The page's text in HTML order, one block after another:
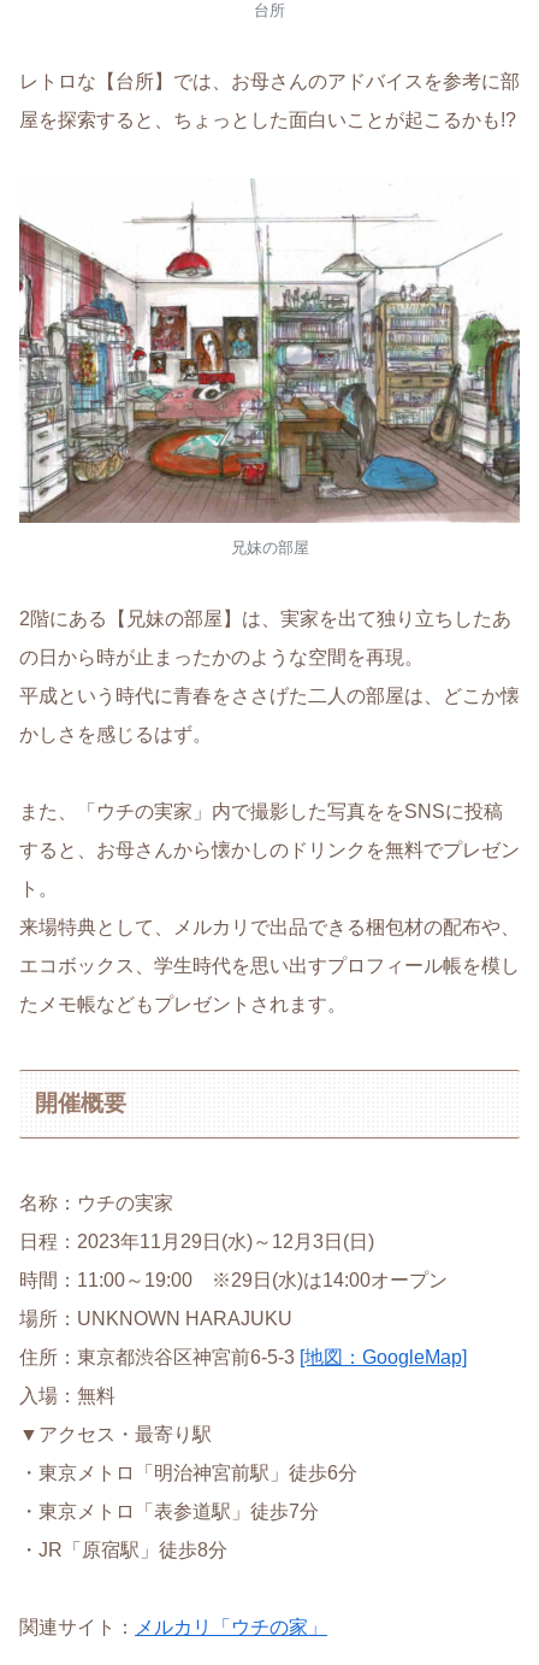
台所
レトロな【台所】では、お母さんのアドバイスを参考に部
屋を探索すると、ちょっとした面白いことが起こるかも!?
兄妹の部屋
2階にある【兄妹の部屋】は、実家を出て独り立ちしたあ
の日から時が止まったかのような空間を再現。
平成という時代に青春をささげた二人の部屋は、どこか懐
かしさを感じるはず。
また、「ウチの実家」内で撮影した写真ををSNSに投稿
すると、お母さんから懐かしのドリンクを無料でプレゼン
ト。
来場特典として、メルカリで出品できる梱包材の配布や、
エコボックス、学生時代を思い出すプロフィール帳を模し
たメモ帳などもプレゼントされます。
開催概要
名称：ウチの実家
日程：2023年11月29日(水)～12月3日(日)
時間：11:00～19:00 ※29日(水)は14:00オープン
場所：UNKNOWN HARAJUKU
住所：東京都渋谷区神宮前6-5-3 [地図：GoogleMap]
入場：無料
▼アクセス・最寄り駅
・東京メトロ「明治神宮前駅」徒歩6分
・東京メトロ「表参道駅」徒歩7分
・JR「原宿駅」徒歩8分
関連サイト： メルカリ「ウチの家」